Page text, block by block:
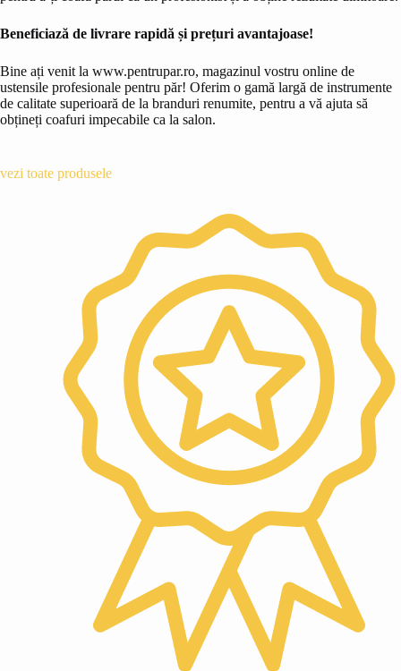
Beneficiază de livrare rapidă și prețuri avantajoase!
Bine ați venit la www.pentrupar.ro, magazinul vostru online de
ustensile profesionale pentru păr! Oferim o gamă largă de instrumente
de calitate superioară de la branduri renumite, pentru a vă ajuta să
obțineți coafuri impecabile ca la salon.
vezi toate produsele